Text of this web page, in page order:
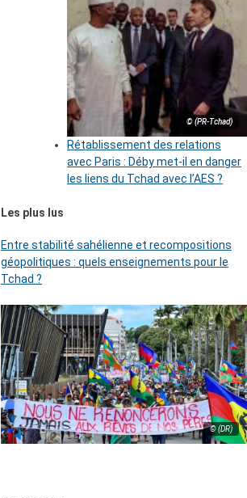
© (PR-Tchad)
Rétablissement des relations
avec Paris : Déby met-il en danger
les liens du Tchad avec l’AES ?
Les plus lus
Entre stabilité sahélienne et recompositions
géopolitiques : quels enseignements pour le
Tchad ?
© (DR)